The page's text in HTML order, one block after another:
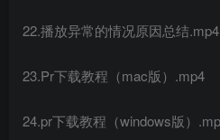
22.播放异常的情况原因总结.mp4
23.Pr下载教程（mac版）.mp4
24.pr下载教程（windows版）